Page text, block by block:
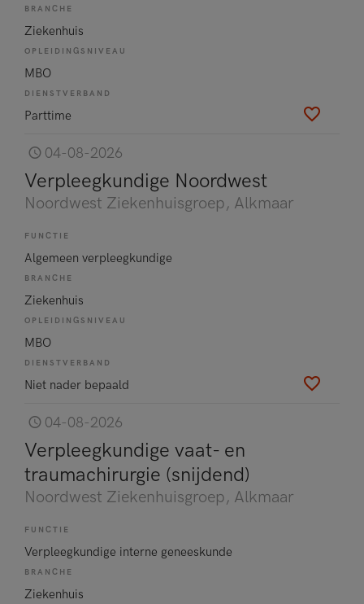
BRANCHE
Ziekenhuis
OPLEIDINGSNIVEAU
MBO
DIENSTVERBAND
Parttime
04-08-2026
Verpleegkundige Noordwest
Noordwest Ziekenhuisgroep, Alkmaar
FUNCTIE
Algemeen verpleegkundige
BRANCHE
Ziekenhuis
OPLEIDINGSNIVEAU
MBO
DIENSTVERBAND
Niet nader bepaald
04-08-2026
Verpleegkundige vaat- en
traumachirurgie (snijdend)
Noordwest Ziekenhuisgroep, Alkmaar
FUNCTIE
Verpleegkundige interne geneeskunde
BRANCHE
Ziekenhuis